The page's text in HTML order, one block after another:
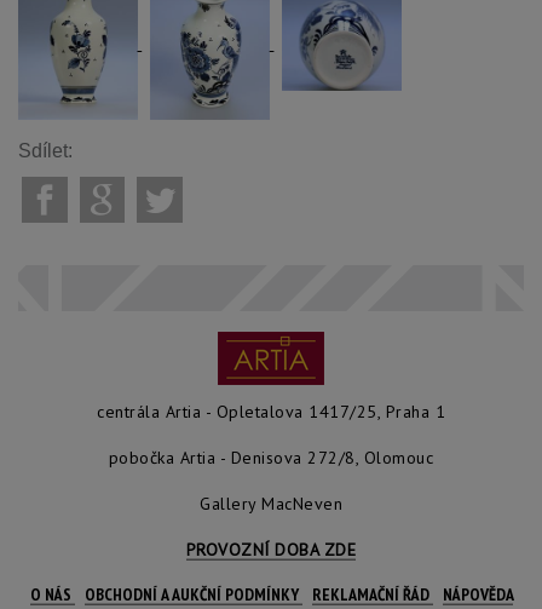
Sdílet:
centrála Artia - Opletalova 1417/25, Praha 1
pobočka Artia - Denisova 272/8, Olomouc
Gallery MacNeven
PROVOZNÍ DOBA ZDE
O NÁS OBCHODNÍ A AUKČNÍ PODMÍNKY REKLAMAČNÍ ŘÁD NÁPOVĚDA